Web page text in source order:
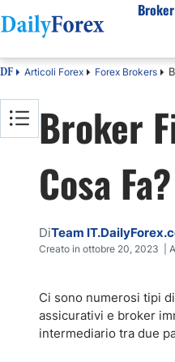
Broker
Bot Trading
Trading Bonus
Consob Lista
Broker No Esma
Broker con Spread 0
Quotazione EUR
Previsioni S&P500
Previsioni Nasdaq
Previsione
Tutte le Valute
Tutti gli Indici
Chi Siamo
Politica editoriale
Come Guadagniamo
La Nostra
Perché Fidarsi di
DF Articoli Forex Forex Brokers
Broker
Cosa Fa?
DiTeam
Creato in ottobre 20, 2023 |
Ci sono numerosi tipi
assicurativi e broker
intermediario tra due